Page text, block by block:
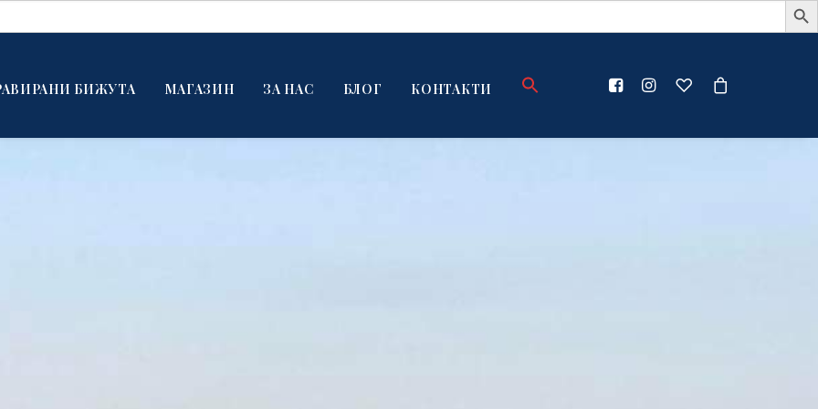
БИЖУТА МАГАЗИН ЗА НАС БЛОГ КОНТАКТИ